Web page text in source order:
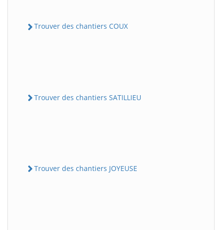
Trouver des chantiers COUX
Trouver des chantiers SATILLIEU
Trouver des chantiers JOYEUSE